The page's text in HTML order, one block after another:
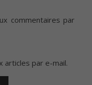
commentaires par
articles par e-mail.